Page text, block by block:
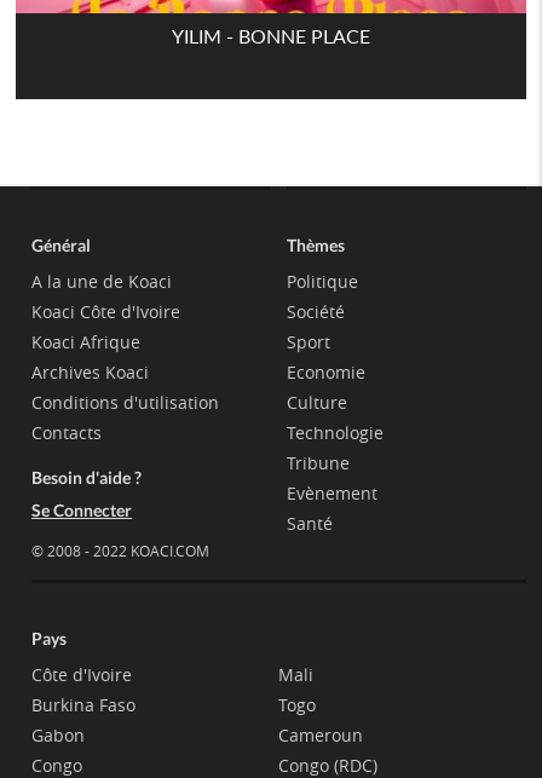
YILIM - BONNE PLACE
Général
A la une de Koaci
Koaci Côte d'Ivoire
Koaci Afrique
Archives Koaci
Conditions d'utilisation
Contacts
Besoin d'aide ?
Se Connecter
© 2008 - 2022 KOACI.COM
Thèmes
Politique
Société
Sport
Economie
Culture
Technologie
Tribune
Evènement
Santé
Pays
Côte d'Ivoire
Burkina Faso
Gabon
Congo
Mali
Togo
Cameroun
Congo (RDC)